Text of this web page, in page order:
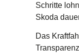
Schritte
Skoda
Das